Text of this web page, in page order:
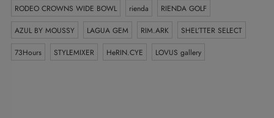
RODEO CROWNS WIDE BOWL
rienda
RIENDA GOLF
AZUL BY MOUSSY
LAGUA GEM RIM.ARK
SHEL’TTER SELECT
73Hours
STYLEMIXER HeRIN.CYE LOVUS gallery